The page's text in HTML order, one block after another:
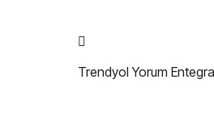
Trendyol Yorum